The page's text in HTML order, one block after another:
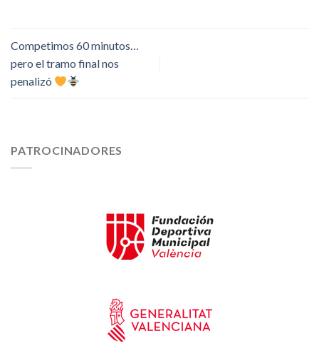
Competimos 60 minutos…
pero el tramo final nos
penalizó
PATROCINADORES